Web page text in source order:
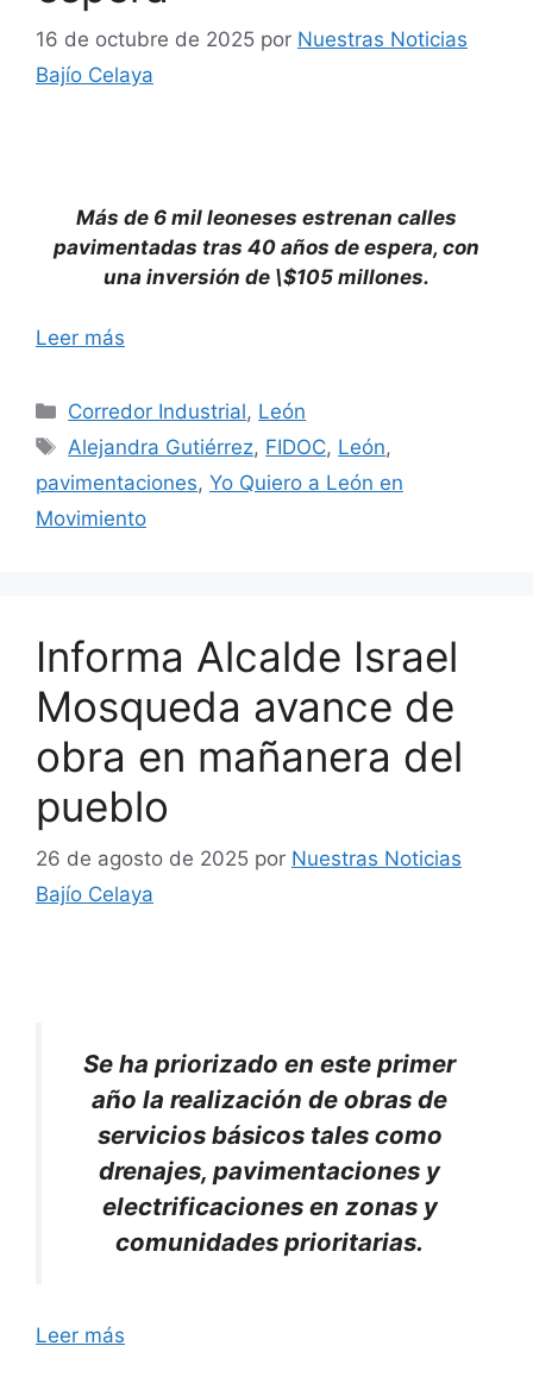
16 de octubre de 2025 por Nuestras Noticias
Bajío Celaya
Más de 6 mil leoneses estrenan calles
pavimentadas tras 40 años de espera, con
una inversión de \$105 millones.
Leer más
Categorías
Corredor Industrial, León
Etiquetas
Alejandra Gutiérrez, FIDOC, León,
pavimentaciones, Yo Quiero a León en
Movimiento
Informa Alcalde Israel
Mosqueda avance de
obra en mañanera del
pueblo
26 de agosto de 2025 por Nuestras Noticias
Bajío Celaya
Se ha priorizado en este primer
año la realización de obras de
servicios básicos tales como
drenajes, pavimentaciones y
electrificaciones en zonas y
comunidades prioritarias.
Leer más